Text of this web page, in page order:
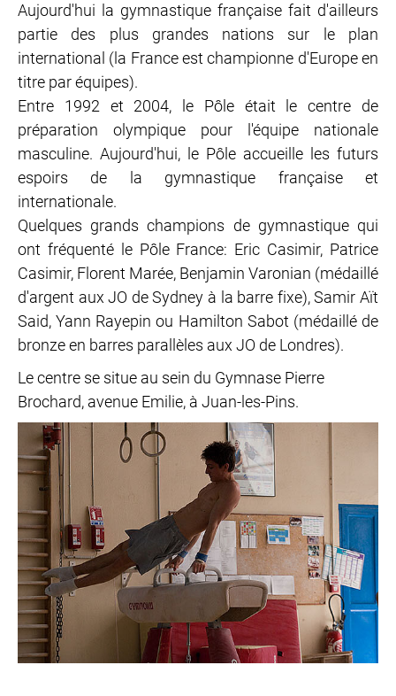
Aujourd'hui la gymnastique française fait d'ailleurs
partie des plus grandes nations sur le plan
international (la France est championne d'Europe en
titre par équipes).
Entre 1992 et 2004, le Pôle était le centre de
préparation olympique pour l'équipe nationale
masculine. Aujourd'hui, le Pôle accueille les futurs
espoirs de la gymnastique française et
internationale.
Quelques grands champions de gymnastique qui
ont fréquenté le Pôle France: Eric Casimir, Patrice
Casimir, Florent Marée, Benjamin Varonian (médaillé
d'argent aux JO de Sydney à la barre fixe), Samir Aït
Said, Yann Rayepin ou Hamilton Sabot (médaillé de
bronze en barres parallèles aux JO de Londres).
Le centre se situe au sein du Gymnase Pierre
Brochard, avenue Emilie, à Juan-les-Pins.